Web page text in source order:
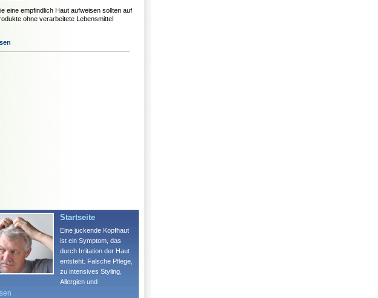
eine empfindlich Haut aufweisen sollten auf
ohne verarbeitete Lebensmittel
Startseite
Eine juckende Kopfhaut
ist ein Symptom, das
durch Irritation der Haut
entsteht. Falsche Pflege,
zu intensives Styling,
Allergien und